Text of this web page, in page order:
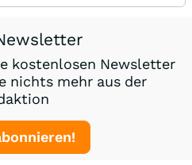
kostenlosen Newsletter
nichts mehr aus der